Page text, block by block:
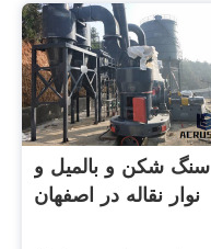
سنگ شکن و بالمیل و
نوار نقاله در اصفهان